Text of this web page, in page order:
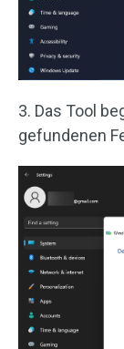
3. Das Tool
gefundenen